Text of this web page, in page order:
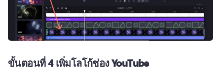
ขั้นตอนที่ 4เพิ่มโลโก้ช่อง YouTube